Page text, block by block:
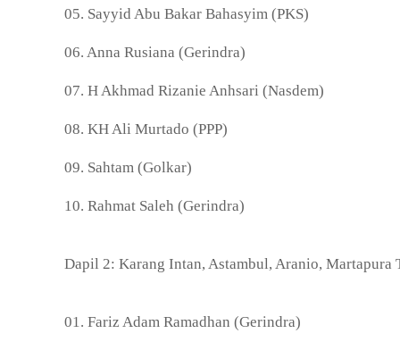
05. Sayyid Abu Bakar Bahasyim (PKS)
06. Anna Rusiana (Gerindra)
07. H Akhmad Rizanie Anhsari (Nasdem)
08. KH Ali Murtado (PPP)
09. Sahtam (Golkar)
10. Rahmat Saleh (Gerindra)
Dapil 2: Karang Intan, Astambul, Aranio, Martapura
01. Fariz Adam Ramadhan (Gerindra)